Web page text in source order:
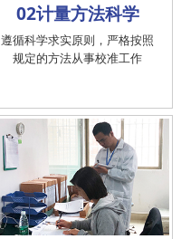
02计量方法科学
遵循科学求实原则，严格按照
规定的方法从事校准工作